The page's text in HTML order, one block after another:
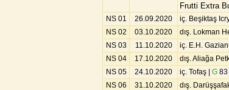
Frutti Extra
NS 01 26.09.2020 iç. Beşiktaş
NS 02
03.10.2020 dış. Lokman
NS 03
11.10.2020 iç. E.H.
NS 04
17.10.2020 dış. Aliağa
NS 05
24.10.2020 iç. Tofaş | G 83
NS 06
31.10.2020 dış.